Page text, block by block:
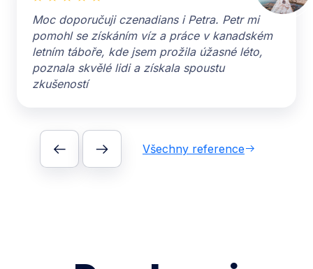
Moc doporučuji czenadians i Petra. Petr mi
pomohl se získáním víz a práce v kanadském
letním táboře, kde jsem prožila úžasné léto,
poznala skvělé lidi a získala spoustu
zkušeností
Všechny reference